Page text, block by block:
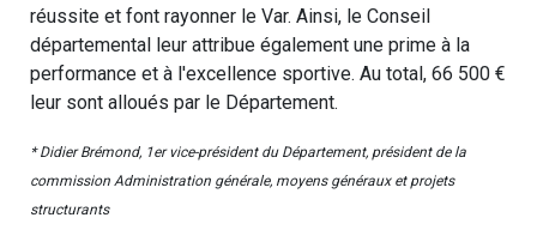
réussite et font rayonner le Var. Ainsi, le Conseil
départemental leur attribue également une prime à la
performance et à l'excellence sportive. Au total, 66 500 €
leur sont alloués par le Département.
* Didier Brémond, 1er vice-président du Département, président de la
commission Administration générale, moyens généraux et projets
structurants